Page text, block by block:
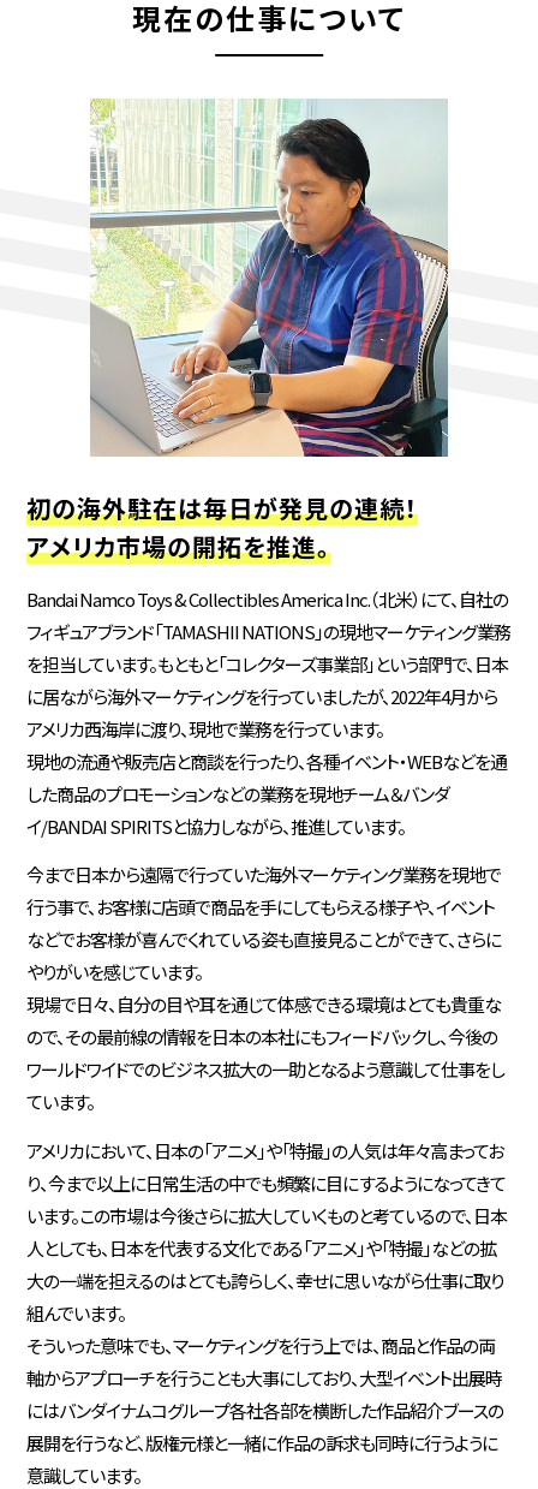
現在の仕事について
初の海外駐在は毎日が発見の連続！
アメリカ市場の開拓を推進。
Bandai Namco Toys & Collectibles America Inc.（北米）にて、自社の
フィギュアブランド「TAMASHII NATIONS」の現地マーケティング業務
を担当しています。もともと「コレクターズ事業部」という部門で、日本
に居ながら海外マーケティングを行っていましたが、2022年4月から
アメリカ西海岸に渡り、現地で業務を行っています。
現地の流通や販売店と商談を行ったり、各種イベント・WEBなどを通
した商品のプロモーションなどの業務を現地チーム＆バンダ
イ/BANDAI SPIRITSと協力しながら、推進しています。
今まで日本から遠隔で行っていた海外マーケティング業務を現地で
行う事で、お客様に店頭で商品を手にしてもらえる様子や、イベント
などでお客様が喜んでくれている姿も直接見ることができて、さらに
やりがいを感じています。
現場で日々、自分の目や耳を通じて体感できる環境はとても貴重な
ので、その最前線の情報を日本の本社にもフィードバックし、今後の
ワールドワイドでのビジネス拡大の一助となるよう意識して仕事をし
ています。
アメリカにおいて、日本の「アニメ」や「特撮」の人気は年々高まってお
り、今まで以上に日常生活の中でも頻繁に目にするようになってきて
います。この市場は今後さらに拡大していくものと考ているので、日本
人としても、日本を代表する文化である「アニメ」や「特撮」などの拡
大の一端を担えるのはとても誇らしく、幸せに思いながら仕事に取り
組んでいます。
そういった意味でも、マーケティングを行う上では、商品と作品の両
軸からアプローチを行うことも大事にしており、大型イベント出展時
にはバンダイナムコグループ各社各部を横断した作品紹介ブースの
展開を行うなど、版権元様と一緒に作品の訴求も同時に行うように
意識しています。